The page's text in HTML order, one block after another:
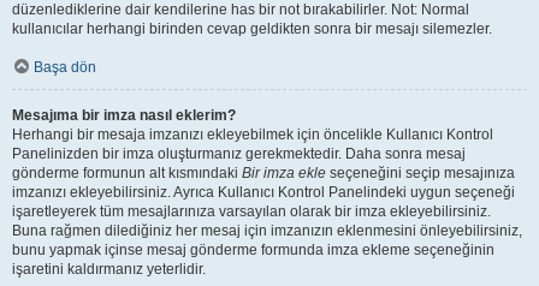
düzenlediklerine dair kendilerine has bir not bırakabilirler. Not: Normal
kullanıcılar herhangi birinden cevap geldikten sonra bir mesajı silemezler.
Başa dön
Mesajıma bir imza nasıl eklerim?
Herhangi bir mesaja imzanızı ekleyebilmek için öncelikle Kullanıcı Kontrol
Panelinizden bir imza oluşturmanız gerekmektedir. Daha sonra mesaj
gönderme formunun alt kısmındaki Bir imza ekle seçeneğini seçip mesajınıza
imzanızı ekleyebilirsiniz. Ayrıca Kullanıcı Kontrol Panelindeki uygun seçeneği
işaretleyerek tüm mesajlarınıza varsayılan olarak bir imza ekleyebilirsiniz.
Buna rağmen dilediğiniz her mesaj için imzanızın eklenmesini önleyebilirsiniz,
bunu yapmak içinse mesaj gönderme formunda imza ekleme seçeneğinin
işaretini kaldırmanız yeterlidir.